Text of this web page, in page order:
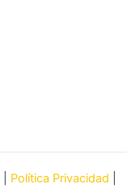
Política Privacidad